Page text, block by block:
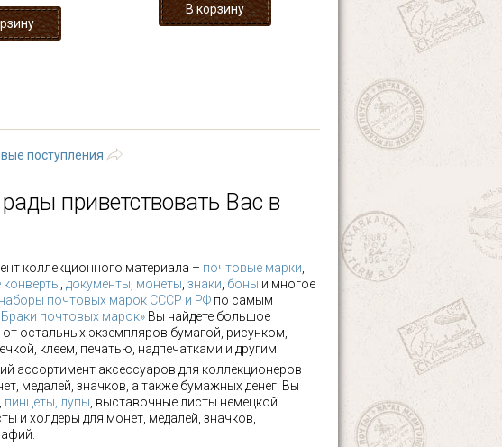
поступления
приветствовать Вас в
коллекционного материала – почтовые марки
документы монеты знаки боны и многое
почтовых марок СССР и РФ по самым
почтовых марок» Вы найдете большое
остальных экземпляров бумагой, рисунком,
клеем, печатью, надпечатками и другим.
ассортимент аксессуаров для коллекционеров
медалей, значков, а также бумажных денег. Вы
пинцеты, лупы , выставочные листы немецкой
и холдеры для монет, медалей, значков,